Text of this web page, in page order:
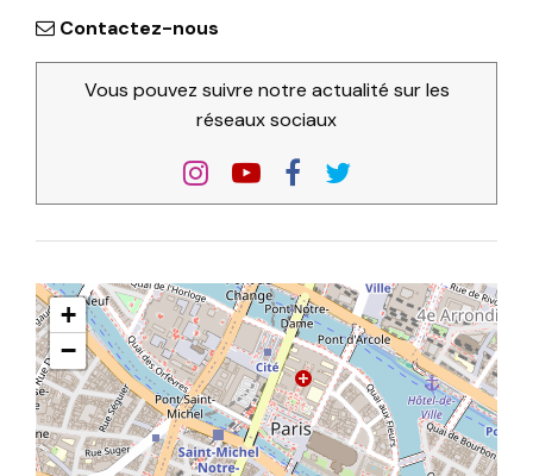
Contactez-nous
Vous pouvez suivre notre actualité sur les
réseaux sociaux
+
−